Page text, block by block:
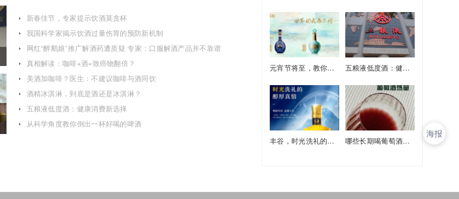
新春佳节，专家提示饮酒莫贪杯
我国科学家揭示饮酒过量伤胃的预防新机制
网红“醉鹅娘”推广解酒药遭质疑 专家：口服解酒产品并不靠谱
真相解读：咖啡+酒=致癌物翻倍？
美酒加咖啡？医生：不建议咖啡与酒同饮
酒精冰淇淋，到底是酒还是冰淇淋？
五粮液低度酒：健康消费新选择
从科学角度教你倒出一杯好喝的啤酒
元宵节将至，教你品鉴白酒小妙招 五粮液低度酒：健康消费新选择
丰谷，时光洗礼的醇厚真情 哪些长期喝葡萄酒的人，最后都怎么样了？
海报